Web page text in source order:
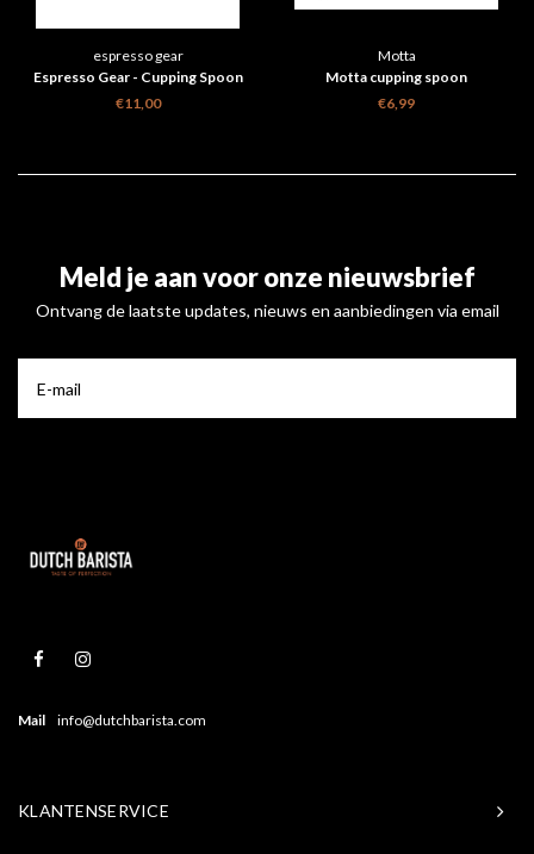
espresso gear
Espresso Gear - Cupping Spoon
€11,00
Motta
Motta cupping spoon
€6,99
Meld je aan voor onze nieuwsbrief
Ontvang de laatste updates, nieuws en aanbiedingen via email
Mail info@dutchbarista.com
KLANTENSERVICE